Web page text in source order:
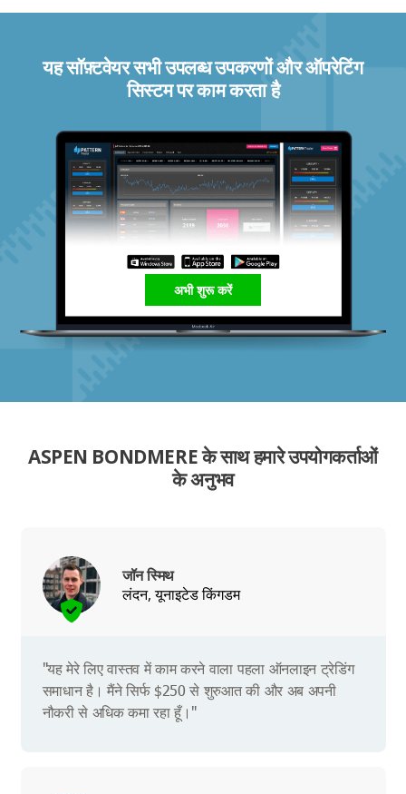
यह सॉफ़्टवेयर सभी उपलब्ध उपकरणों और ऑपरेटिंग
सिस्टम पर काम करता है
अभी शुरू करें
ASPEN BONDMERE के साथ हमारे उपयोगकर्ताओं
के अनुभव
जॉन स्मिथ
लंदन, यूनाइटेड किंगडम
"यह मेरे लिए वास्तव में काम करने वाला पहला ऑनलाइन ट्रेडिंग
समाधान है। मैंने सिर्फ $250 से शुरुआत की और अब अपनी
नौकरी से अधिक कमा रहा हूँ।"